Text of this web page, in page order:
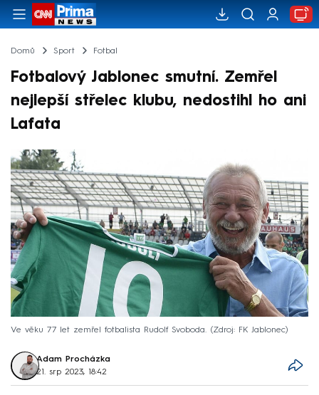
Domů Sport Fotbal
Fotbalový Jablonec smutní. Zemřel
nejlepší střelec klubu, nedostihl ho ani
Lafata
Ve věku 77 let zemřel fotbalista Rudolf Svoboda. Zdroj: FK Jablonec
Adam Procházka
21. srp 2023, 18:42